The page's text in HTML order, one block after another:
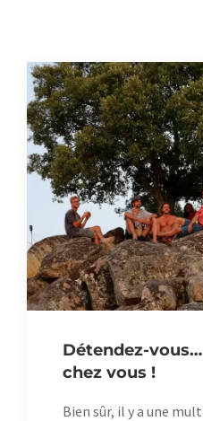
Détendez-
chez vous !
Bien sûr, il y a une